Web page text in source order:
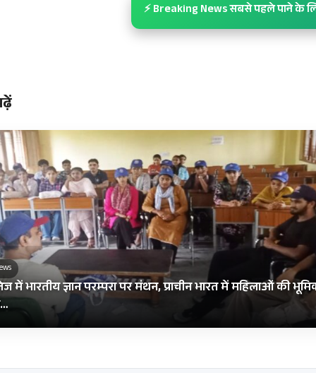
⚡ Breaking News सबसे पहले पाने के
में भारतीय ज्ञान परम्परा पर मंथन, प्राचीन भारत में महिलाओं की